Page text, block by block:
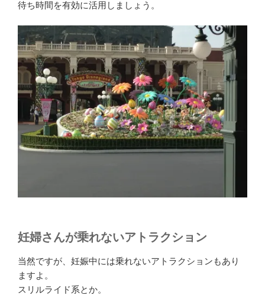
待ち時間を有効に活用しましょう。
妊婦さんが乗れないアトラクション
当然ですが、妊娠中には乗れないアトラクションもあり
ますよ。
スリルライド系とか。